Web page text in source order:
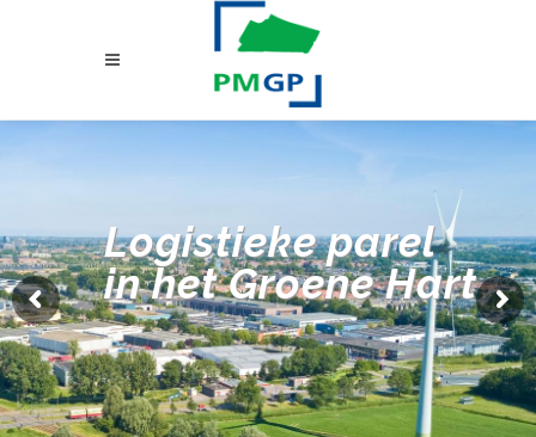
Logistieke parel
in het Groene Hart